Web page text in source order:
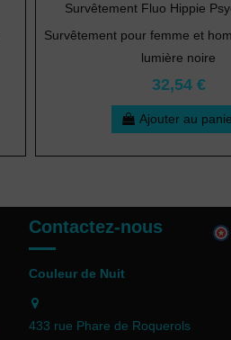
Survêtement Fluo Hippie
Survêtement pour femme et
lumière noire
32,54 €
Ajouter au
Contactez-nous
Couleur de Nuit
433 rue Phare de Roquerols